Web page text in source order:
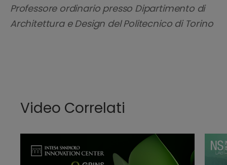
Professore ordinario presso Dipartimento di
Architettura e Design del Politecnico di Torino
Video Correlati